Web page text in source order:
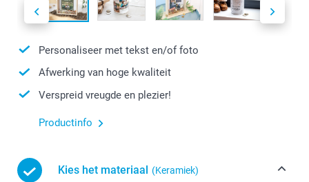
Personaliseer met tekst en/of foto
Afwerking van hoge kwaliteit
Verspreid vreugde en plezier!
Productinfo
Kies het materiaal (Keramiek)